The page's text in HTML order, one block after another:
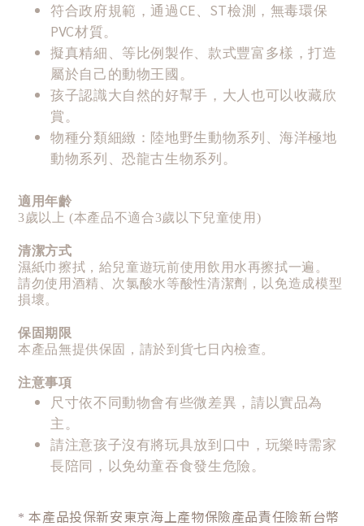
符合政府規範，通過CE、ST檢測，無毒環保
PVC材質。
擬真精細、等比例製作、款式豐富多樣，打造
屬於自己的動物王國。
孩子認識大自然的好幫手，大人也可以收藏欣
賞。
物種分類細緻：陸地野生動物系列、海洋極地
動物系列、恐龍古生物系列。
適用年齡
3歲以上 (本產品不適合3歲以下兒童使用)
清潔方式
濕紙巾擦拭，給兒童遊玩前使用飲用水再擦拭一遍。
請勿使用酒精、次氯酸水等酸性清潔劑，以免造成模型
損壞。
保固期限
本產品無提供保固，請於到貨七日內檢查。
注意事項
尺寸依不同動物會有些微差異，請以實品為
主。
請注意孩子沒有將玩具放到口中，玩樂時需家
長陪同，以免幼童吞食發生危險。
*本產品投保新安東京海上產物保險產品責任險新台幣